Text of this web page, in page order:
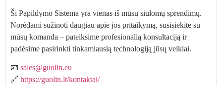
Ši Papildymo Sistema yra vienas iš mūsų siūlomų sprendimų.
Norėdami sužinoti daugiau apie jos pritaikymą, susisiekite su
mūsų komanda – pateiksime profesionalią konsultaciją ir
padėsime pasirinkti tinkamiausią technologiją jūsų veiklai.
📧 sales@guolin.eu
🔗 https://guolin.lt/kontaktai/